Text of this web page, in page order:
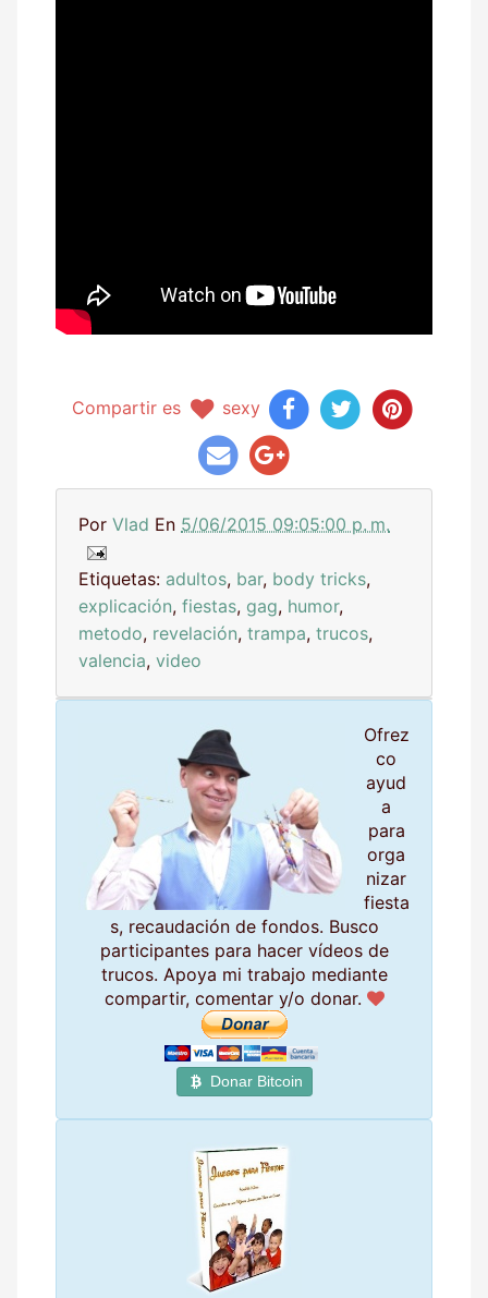
Compartir es sexy
Por Vlad En 5/06/2015 09:05:00 p. m.
Etiquetas: adultos, bar, body tricks,
explicación, fiestas, gag, humor,
metodo, revelación, trampa, trucos,
valencia, video
Ofrez
co
ayud
a
para
orga
nizar
fiesta
s, recaudación de fondos. Busco
participantes para hacer vídeos de
trucos. Apoya mi trabajo mediante
compartir, comentar y/o donar.
Donar Bitcoin